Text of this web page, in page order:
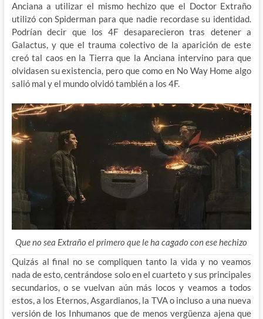
Anciana a utilizar el mismo hechizo que el Doctor Extraño
utilizó con Spiderman para que nadie recordase su identidad.
Podrían decir que los 4F desaparecieron tras detener a
Galactus, y que el trauma colectivo de la aparición de este
creó tal caos en la Tierra que la Anciana intervino para que
olvidasen su existencia, pero que como en No Way Home algo
salió mal y el mundo olvidó también a los 4F.
Que no sea Extraño el primero que le ha cagado con ese hechizo
Quizás al final no se compliquen tanto la vida y no veamos
nada de esto, centrándose solo en el cuarteto y sus principales
secundarios, o se vuelvan aún más locos y veamos a todos
estos, a los Eternos, Asgardianos, la TVA o incluso a una nueva
versión de los Inhumanos que de menos vergüenza ajena que